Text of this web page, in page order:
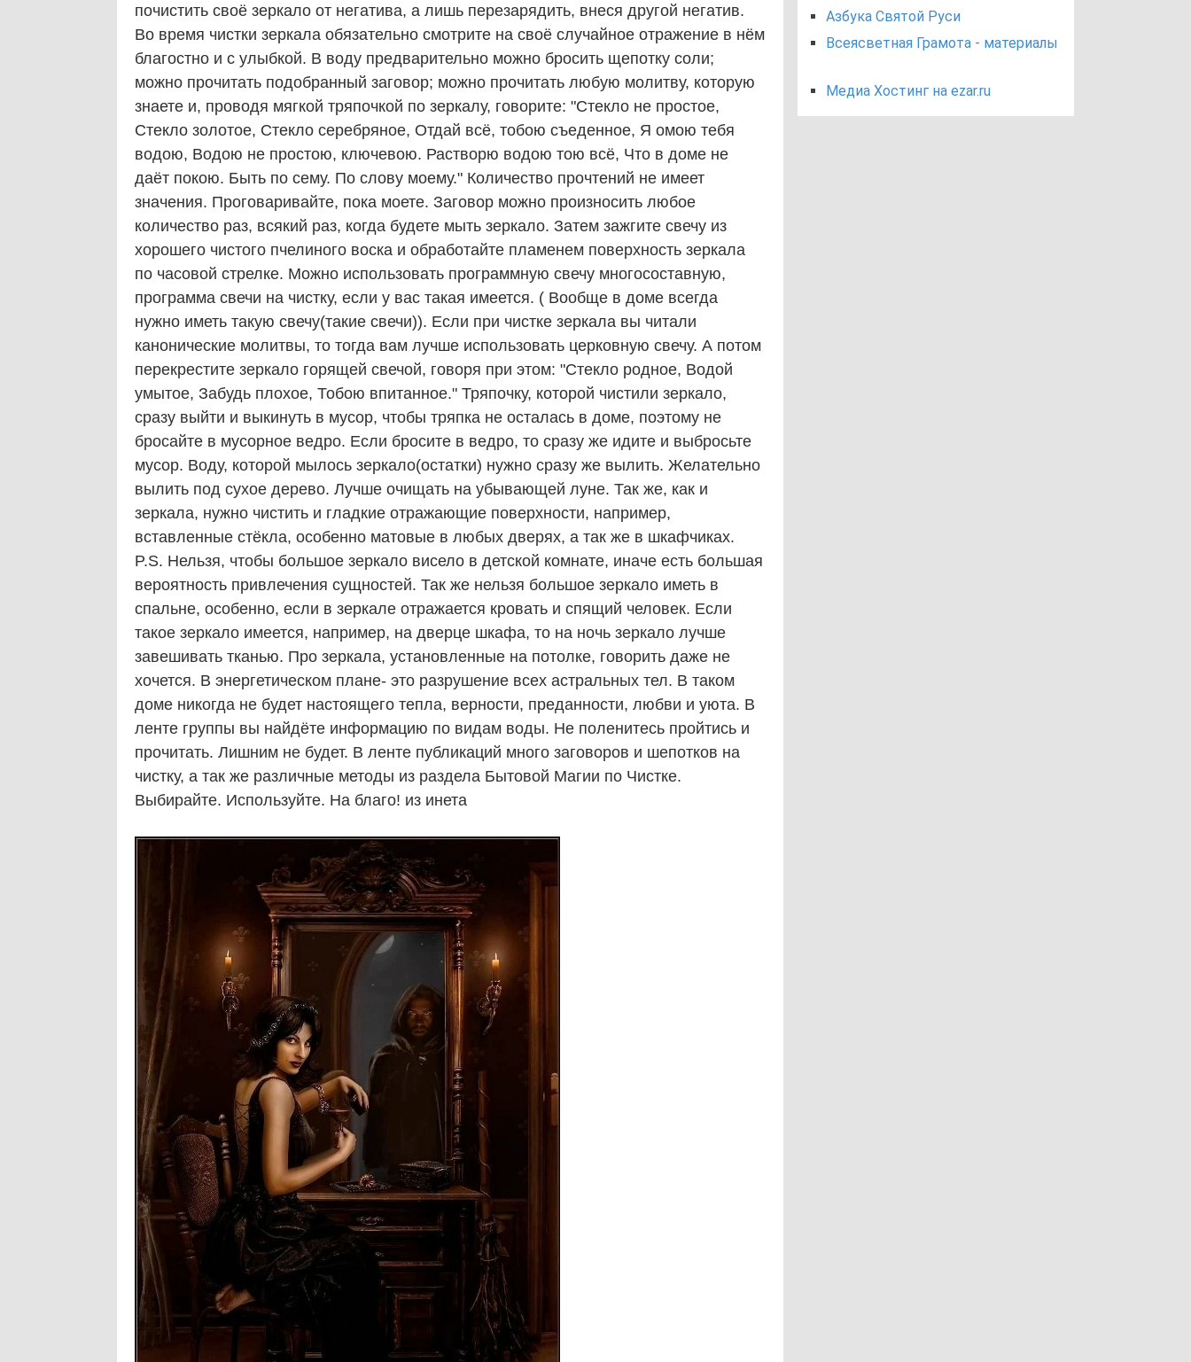
почистить своё зеркало от негатива, а лишь перезарядить, внеся другой негатив.
Во время чистки зеркала обязательно смотрите на своё случайное отражение в нём
благостно и с улыбкой. В воду предварительно можно бросить щепотку соли;
можно прочитать подобранный заговор; можно прочитать любую молитву, которую
знаете и, проводя мягкой тряпочкой по зеркалу, говорите: "Стекло не простое,
Стекло золотое, Стекло серебряное, Отдай всё, тобою съеденное, Я омою тебя
водою, Водою не простою, ключевою. Растворю водою тою всё, Что в доме не
даёт покою. Быть по сему. По слову моему." Количество прочтений не имеет
значения. Проговаривайте, пока моете. Заговор можно произносить любое
количество раз, всякий раз, когда будете мыть зеркало. Затем зажгите свечу из
хорошего чистого пчелиного воска и обработайте пламенем поверхность зеркала
по часовой стрелке. Можно использовать программную свечу многосоставную,
программа свечи на чистку, если у вас такая имеется. ( Вообще в доме всегда
нужно иметь такую свечу(такие свечи)). Если при чистке зеркала вы читали
канонические молитвы, то тогда вам лучше использовать церковную свечу. А потом
перекрестите зеркало горящей свечой, говоря при этом: "Стекло родное, Водой
умытое, Забудь плохое, Тобою впитанное." Тряпочку, которой чистили зеркало,
сразу выйти и выкинуть в мусор, чтобы тряпка не осталась в доме, поэтому не
бросайте в мусорное ведро. Если бросите в ведро, то сразу же идите и выбросьте
мусор. Воду, которой мылось зеркало(остатки) нужно сразу же вылить. Желательно
вылить под сухое дерево. Лучше очищать на убывающей луне. Так же, как и
зеркала, нужно чистить и гладкие отражающие поверхности, например,
вставленные стёкла, особенно матовые в любых дверях, а так же в шкафчиках.
P.S. Нельзя, чтобы большое зеркало висело в детской комнате, иначе есть большая
вероятность привлечения сущностей. Так же нельзя большое зеркало иметь в
спальне, особенно, если в зеркале отражается кровать и спящий человек. Если
такое зеркало имеется, например, на дверце шкафа, то на ночь зеркало лучше
завешивать тканью. Про зеркала, установленные на потолке, говорить даже не
хочется. В энергетическом плане- это разрушение всех астральных тел. В таком
доме никогда не будет настоящего тепла, верности, преданности, любви и уюта. В
ленте группы вы найдёте информацию по видам воды. Не поленитесь пройтись и
прочитать. Лишним не будет. В ленте публикаций много заговоров и шепотков на
чистку, а так же различные методы из раздела Бытовой Магии по Чистке.
Выбирайте. Используйте. На благо! из инета
Азбука Святой Руси
Всеясветная Грамота - материалы
Медиа Хостинг на ezar.ru